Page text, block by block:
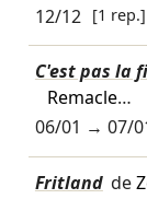
12/12 [1 rep.]
C'est pas la
Remacle…
06/01 → 07/
Fritland de